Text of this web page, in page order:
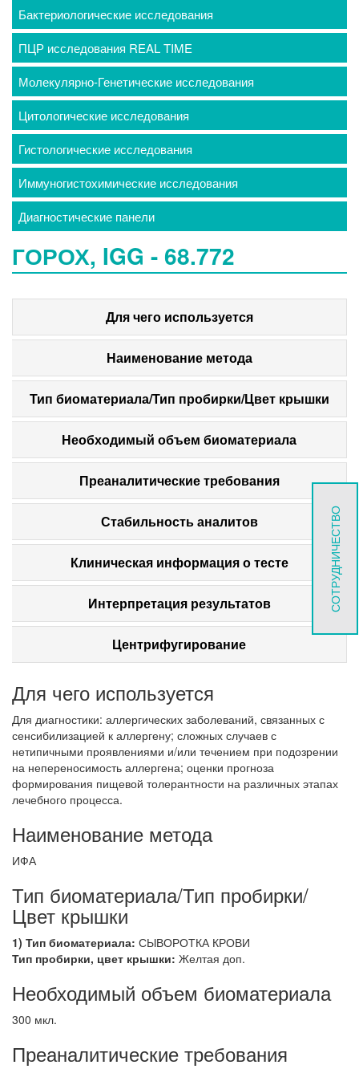
Бактериологические исследования
ПЦР исследования REAL TIME
Молекулярно-Генетические исследования
Цитологические исследования
Гистологические исследования
Иммуногистохимические исследования
Диагностические панели
ГОРОХ, IGG - 68.772
Для чего используется
Наименование метода
Тип биоматериала/Тип пробирки/Цвет крышки
Необходимый объем биоматериала
Преаналитические требования
Стабильность аналитов
Клиническая информация о тесте
Интерпретация результатов
Центрифугирование
Для чего используется
Для диагностики: аллергических заболеваний, связанных с
сенсибилизацией к аллергену; сложных случаев с
нетипичными проявлениями и/или течением при подозрении
на непереносимость аллергена; оценки прогноза
формирования пищевой толерантности на различных этапах
лечебного процесса.
Наименование метода
ИФА
Тип биоматериала/Тип пробирки/
Цвет крышки
1) Тип биоматериала: СЫВОРОТКА КРОВИ
Тип пробирки, цвет крышки: Желтая доп.
Необходимый объем биоматериала
300 мкл.
Преаналитические требования
СОТРУДНИЧЕСТВО